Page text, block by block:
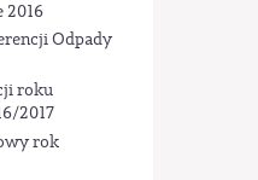
2016
Odpady
roku
2017
rok